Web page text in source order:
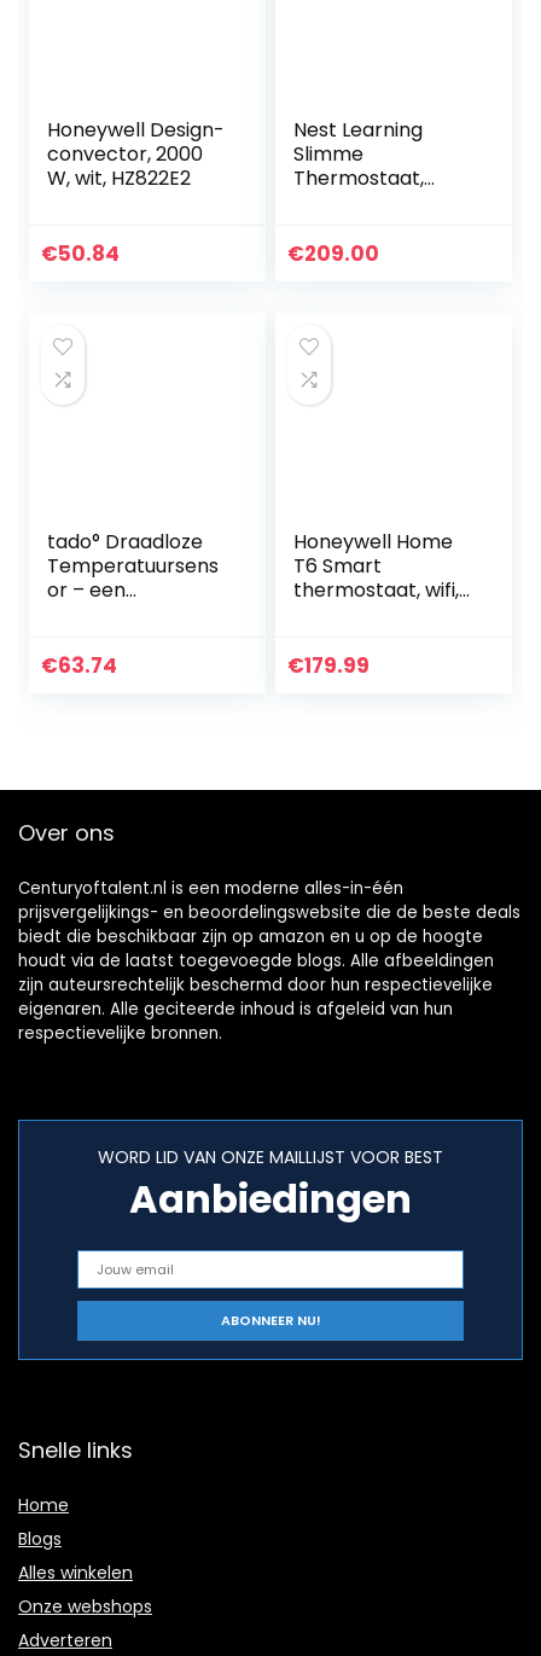
Honeywell Design-
convector, 2000
W, wit, HZ822E2
€50.84
Nest Learning
Slimme
Thermostaat,
€209.00
tado° Draadloze
Temperatuursens
or – een
Radiatorknoppen,
€63.74
Honeywell Home
T6 Smart
thermostaat, wifi,
energiebesparing
€179.99
Over ons
Centuryoftalent.nl is een moderne alles-in-één
prijsvergelijkings- en beoordelingswebsite die de beste deals
biedt die beschikbaar zijn op amazon en u op de hoogte
houdt via de laatst toegevoegde blogs. Alle afbeeldingen
zijn auteursrechtelijk beschermd door hun respectievelijke
eigenaren. Alle geciteerde inhoud is afgeleid van hun
respectievelijke bronnen.
WORD LID VAN ONZE MAILLIJST VOOR BEST
Aanbiedingen
Snelle links
Home
Blogs
Alles winkelen
Onze webshops
Adverteren